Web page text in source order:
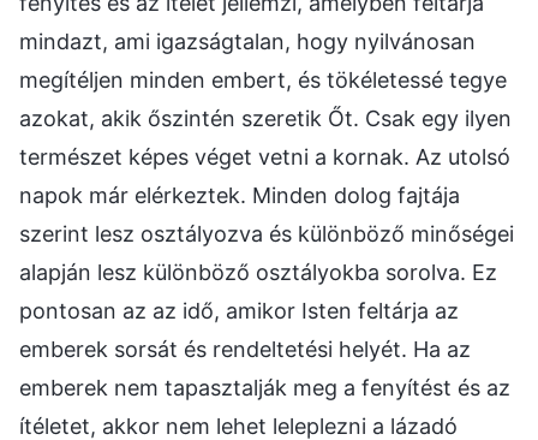
mindazt, ami igazságtalan, hogy nyilvánosan
megítéljen minden embert, és tökéletessé tegye
azokat, akik őszintén szeretik Őt. Csak egy ilyen
természet képes véget vetni a kornak. Az utolsó
napok már elérkeztek. Minden dolog fajtája
szerint lesz osztályozva és különböző minőségei
alapján lesz különböző osztályokba sorolva. Ez
pontosan az az idő, amikor Isten feltárja az
emberek sorsát és rendeltetési helyét. Ha az
emberek nem tapasztalják meg a fenyítést és az
ítéletet, akkor nem lehet leleplezni a lázadó